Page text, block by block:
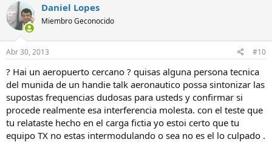
Daniel Lopes
Miembro Geconocido
Abr 30, 2013 #10
? Hai un aeropuerto cercano ? quisas alguna persona tecnica
del munida de un handie talk aeronautico possa sintonizar las
supostas frequencias dudosas para usteds y confirmar si
procede realmente esa interferencia molesta. con el teste que
tu relataste hecho en el carga fictia yo estoi certo que tu
equipo TX no estas intermodulando o sea no es el lo culpado .